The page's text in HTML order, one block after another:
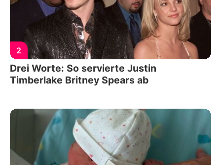
2
Drei Worte: So servierte Justin
Timberlake Britney Spears ab